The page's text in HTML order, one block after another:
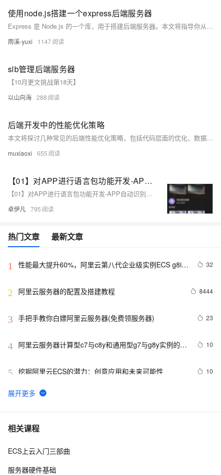
使用node.js搭建一个express后端服务器
Express 是 Node.js 的一个库，用于搭建后端服务器。本文将指导你从零开始构建一个简易的 Express 服务器，包括项目初始化、代码编写、服务启动与项目结构优化。通过创建 handler 和 router 文件夹分离路由和处理逻辑，使项目更清晰易维护。最后，通过 Postman 测试确保服务正常运行。
雨溪-yuxi 1147
slb管理后端服务器
【10月更文挑战第18天】
以山向海 288
后端开发中的性能优化策略
本文将探讨几种常见的后端性能优化策略，包括代码层面的优化、数据库查询优化、缓存机制的应用以及负载均衡的实现。通过这些方法，开发者可以显著提升系统的响应速度和处理能力，从而提供更好的用户体验。
muxiaoxi 655
【01】对APP进行语言包功能开发-APP自动识别地区ip后分配对应的语言功能复杂吗？-成熟app项目语言包功能定制开发-前端以uniapp-基于vue.js后端以laravel基于php为例项目实战-优雅草卓伊凡
【01】对APP进行语言包功能开发-APP自动识别地区ip后分配对应的语言功能复杂吗？-成熟app项目语言包功能定制开发-前端以uniapp-基于vue.js后端以laravel基于php为例项目实战-优雅草卓伊凡
卓伊凡 795
热门文章 最新文章
1
性能最大提升60%，阿里云第八代企业级实例ECS g8i正
32
2 阿里云服务器的配置及搭建教程 8444
3 手把手教你白嫖阿里云服务器(免费领服务器) 23
4 阿里云服务器计算型c7与c8y和通用型g7与g8y实例的区
10
5 挖掘阿里云ECS的潜力：创意应用和未来可能性 10
6 阿里云2核4G配置服务器可选实例及收费价格参考
7 卖爆了！阿里云99元服务器新老用户同享，续费不涨
8 百度搜索：蓝易云 ，Linux Debian11服务器安装SSH，
相关课程
ECS上云入门三部曲
服务器硬件基础